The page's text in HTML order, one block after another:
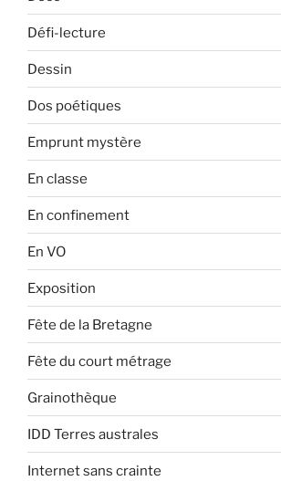
Défi-lecture
Dessin
Dos poétiques
Emprunt mystère
En classe
En confinement
En VO
Exposition
Fête de la Bretagne
Fête du court métrage
Grainothèque
IDD Terres australes
Internet sans crainte